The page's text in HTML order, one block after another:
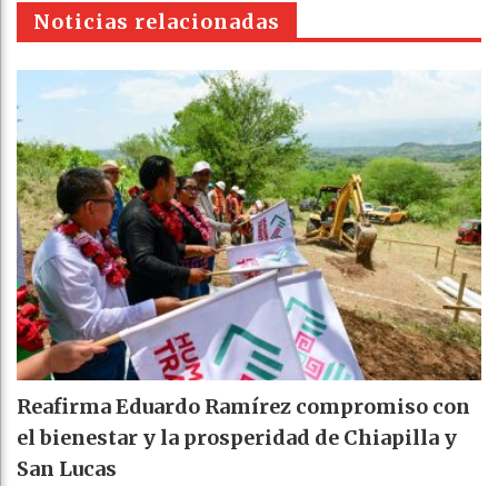
pt
Noticias relacionadas
Reafirma Eduardo Ramírez compromiso con
el bienestar y la prosperidad de Chiapilla y
San Lucas